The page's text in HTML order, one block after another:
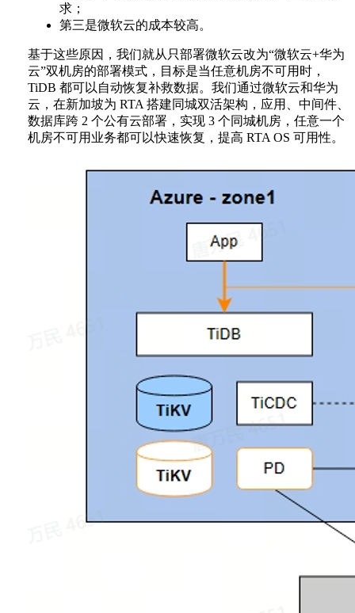
求；
第三是微软云的成本较高。
基于这些原因，我们就从只部署微软云改为“微软云+华为
云”双机房的部署模式，目标是当任意机房不可用时，
TiDB 都可以自动恢复补救数据。我们通过微软云和华为
云，在新加坡为 RTA 搭建同城双活架构，应用、中间件、
数据库跨 2 个公有云部署，实现 3 个同城机房，任意一个
机房不可用业务都可以快速恢复，提高 RTA OS 可用性。